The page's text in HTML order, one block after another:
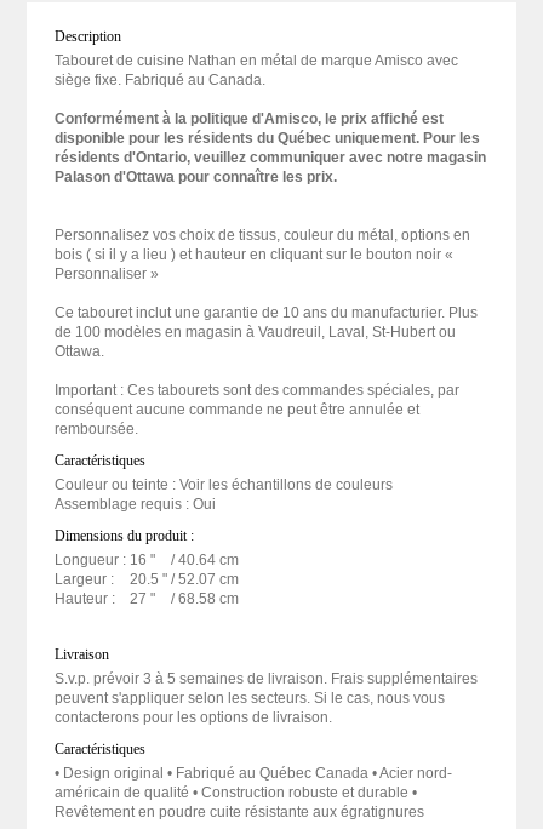
Description
Tabouret de cuisine Nathan en métal de marque Amisco avec
siège fixe. Fabriqué au Canada.
Conformément à la politique d'Amisco, le prix affiché est
disponible pour les résidents du Québec uniquement. Pour les
résidents d'Ontario, veuillez communiquer avec notre magasin
Palason d'Ottawa pour connaître les prix.
Personnalisez vos choix de tissus, couleur du métal, options en
bois ( si il y a lieu ) et hauteur en cliquant sur le bouton noir «
Personnaliser »
Ce tabouret inclut une garantie de 10 ans du manufacturier. Plus
de 100 modèles en magasin à Vaudreuil, Laval, St-Hubert ou
Ottawa.
Important : Ces tabourets sont des commandes spéciales, par
conséquent aucune commande ne peut être annulée et
remboursée.
Caractéristiques
Couleur ou teinte : Voir les échantillons de couleurs
Assemblage requis : Oui
Dimensions du produit :
Longueur : 16 "
/ 40.64 cm
Largeur :
20.5 "/ 52.07 cm
Hauteur :
27 " / 68.58 cm
Livraison
S.v.p. prévoir 3 à 5 semaines de livraison. Frais supplémentaires
peuvent s'appliquer selon les secteurs. Si le cas, nous vous
contacterons pour les options de livraison.
Caractéristiques
• Design original • Fabriqué au Québec Canada • Acier nord-
américain de qualité • Construction robuste et durable •
Revêtement en poudre cuite résistante aux égratignures